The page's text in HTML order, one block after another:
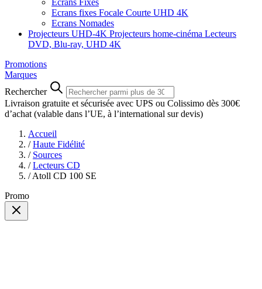
Ecrans Fixes
Ecrans fixes Focale Courte UHD 4K
Ecrans Nomades
Projecteurs UHD-4K Projecteurs home-cinéma Lecteurs
DVD, Blu-ray, UHD 4K
Promotions
Marques
Rechercher
Livraison gratuite et sécurisée avec UPS ou Colissimo dès 300€
d’achat (valable dans l’UE, à l’international sur devis)
Accueil
/ Haute Fidélité
/ Sources
/ Lecteurs CD
/ Atoll CD 100 SE
Promo